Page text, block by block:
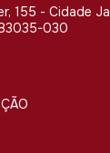
155 - Cidade
030